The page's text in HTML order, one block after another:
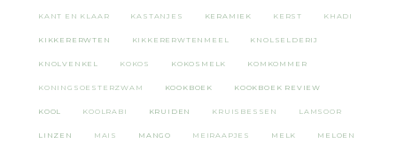
KANT EN KLAAR KASTANJES KERAMIEK KERST KHADI
KIKKERERWTEN KIKKERERWTENMEEL KNOLSELDERIJ
KNOLVENKEL KOKOS KOKOSMELK KOMKOMMER
KONINGSOESTERZWAM KOOKBOEK KOOKBOEK REVIEW
KOOL KOOLRABI KRUIDEN KRUISBESSEN LAMSOOR
LINZEN MAIS MANGO MEIRAAPJES MELK MELOEN